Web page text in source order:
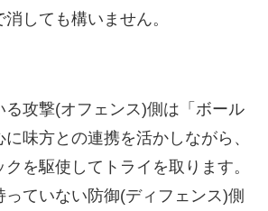
しても構いません。
る攻撃(オフェンス)側は「ボール
味方との連携を活かしながら、
を駆使してトライを取ります。
ていない防御(ディフェンス)側